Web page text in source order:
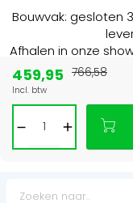
Bouwvak: gesloten
Afhalen in onze
459,95
Incl. btw
766,58